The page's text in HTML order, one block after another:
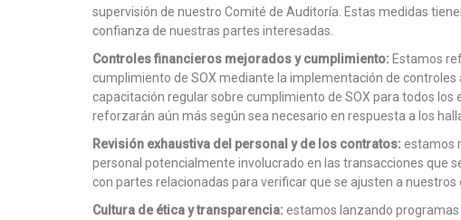
supervisión de nuestro Comité de Auditoría. Estas medidas
confianza de nuestras partes interesadas.
Controles financieros mejorados y cumplimiento: Estamos
cumplimiento de SOX mediante la implementación de
capacitación regular sobre cumplimiento de SOX para todos
reforzarán aún más según sea necesario en respuesta a los
Revisión exhaustiva del personal y de los contratos: estamos
personal potencialmente involucrado en las transacciones que
con partes relacionadas para verificar que se ajusten a nuestros
Cultura de ética y transparencia: estamos lanzando programas